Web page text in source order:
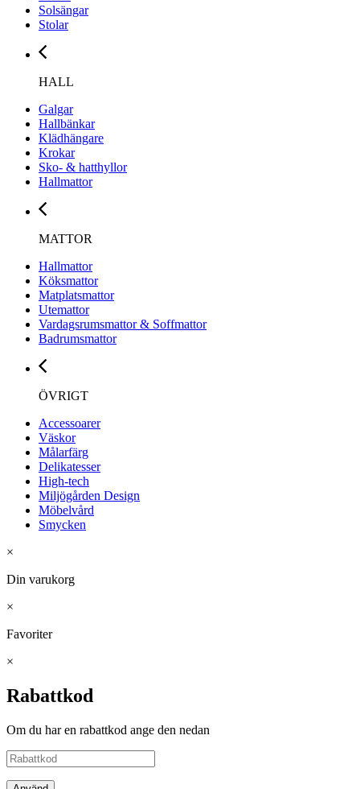
Solsängar
Stolar
HALL
Galgar
Hallbänkar
Klädhängare
Krokar
Sko- & hatthyllor
Hallmattor
MATTOR
Hallmattor
Köksmattor
Matplatsmattor
Utemattor
Vardagsrumsmattor & Soffmattor
Badrumsmattor
ÖVRIGT
Accessoarer
Väskor
Målarfärg
Delikatesser
High-tech
Miljögården Design
Möbelvård
Smycken
×
Din varukorg
×
Favoriter
×
Rabattkod
Om du har en rabattkod ange den nedan